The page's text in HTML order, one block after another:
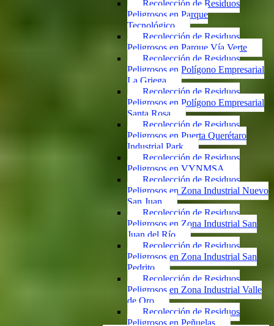
Recolección de Residuos
Peligrosos en Parque
Tecnológico
Recolección de Residuos
Peligrosos en Parque Vía Verte
Recolección de Residuos
Peligrosos en Polígono Empresarial
La Griega
Recolección de Residuos
Peligrosos en Polígono Empresarial
Santa Rosa
Recolección de Residuos
Peligrosos en Puerta Querétaro
Industrial Park
Recolección de Residuos
Peligrosos en VYNMSA
Recolección de Residuos
Peligrosos en Zona Industrial Nuevo
San Juan
Recolección de Residuos
Peligrosos en Zona Industrial San
Juan del Río
Recolección de Residuos
Peligrosos en Zona Industrial San
Pedrito
Recolección de Residuos
Peligrosos en Zona Industrial Valle
de Oro
Recolección de Residuos
Peligrosos en Peñuelas